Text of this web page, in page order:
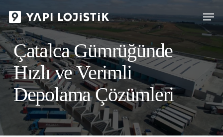
to
main
content
Menu
Çatalca Gümrüğünde
Hızlı ve Verimli
Depolama Çözümleri